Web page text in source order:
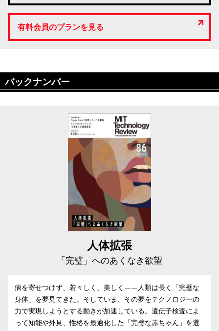
有料会員のプランを見る
バックナンバー
人体拡張
「完璧」へのあくなき欲望
病を寄せつけず、若々しく、美しく——人類は長く「完璧な
身体」を夢見てきた。そしていま、その夢をテクノロジーの
力で実現しようとする動きが加速している。遺伝子検査によ
って知能や外見、性格を最適化した「完璧な赤ちゃん」を選